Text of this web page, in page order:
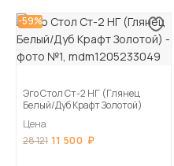
-59%
Эго Стол Ст-2 НГ (Глянец
Белый/Дуб Крафт Золотой)
Цена
28 121 11 500